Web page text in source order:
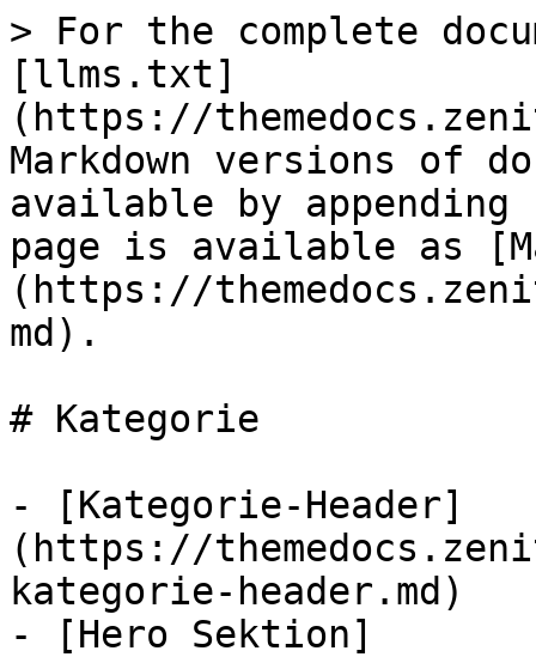
> For the complete
[llms.txt]
(https://
Markdown versions of
available by
page is available as
(https://
md).
# Kategorie
- [Kategorie-Header]
(https://
kategorie-header.md)
- [Hero Sektion]